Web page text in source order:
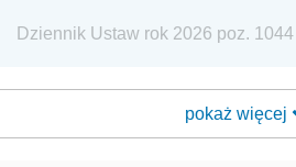
Dziennik Ustaw rok 2026 poz. 1044
pokaż więcej